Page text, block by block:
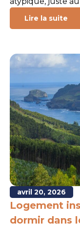
Lire la suite
avril 20, 2026
Logement
dormir dans